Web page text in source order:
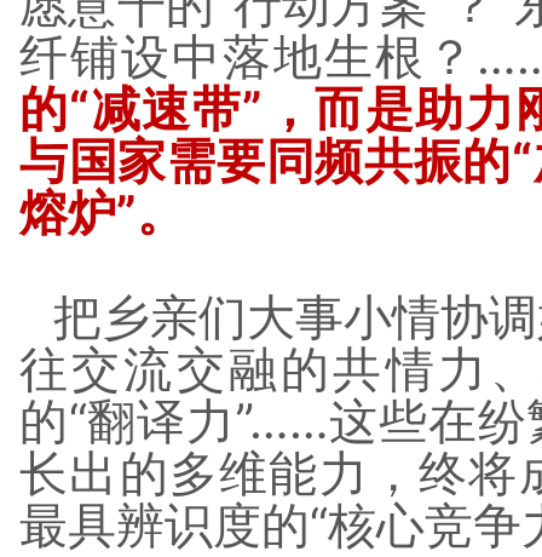
纤铺设中落地生根？
的“减速带”，而是助
与国家需要同频共振的
熔炉”。
把乡亲们大事小情协
往交流交融的共情力
的“翻译力”……这些在
长出的多维能力，终将
最具辨识度的“核心竞争